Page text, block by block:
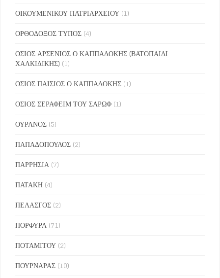
ΟΙΚΟΥΜΕΝΙΚΟΥ ΠΑΤΡΙΑΡΧΕΙΟΥ (1)
ΟΡΘΟΔΟΞΟΣ ΤΥΠΟΣ (4)
ΟΣΙΟΣ ΑΡΣΕΝΙΟΣ Ο ΚΑΠΠΑΔΟΚΗΣ (ΒΑΤΟΠΑΙΔΙ
ΧΑΛΚΙΔΙΚΗΣ) (1)
ΟΣΙΟΣ ΠΑΙΣΙΟΣ Ο ΚΑΠΠΑΔΟΚΗΣ (1)
ΟΣΙΟΣ ΣΕΡΑΦΕΙΜ ΤΟΥ ΣΑΡΩΦ (1)
ΟΥΡΑΝΟΣ (5)
ΠΑΠΑΔΟΠΟΥΛΟΣ (2)
ΠΑΡΡΗΣΙΑ (7)
ΠΑΤΑΚΗ (4)
ΠΕΛΑΣΓΟΣ (2)
ΠΟΡΦΥΡΑ (71)
ΠΟΤΑΜΙΤΟΥ (2)
ΠΟΥΡΝΑΡΑΣ (10)